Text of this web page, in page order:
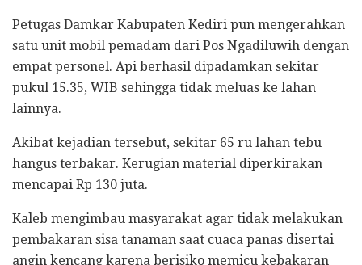
Petugas Damkar Kabupaten Kediri pun mengerahkan
satu unit mobil pemadam dari Pos Ngadiluwih dengan
empat personel. Api berhasil dipadamkan sekitar
pukul 15.35, WIB sehingga tidak meluas ke lahan
lainnya.
Akibat kejadian tersebut, sekitar 65 ru lahan tebu
hangus terbakar. Kerugian material diperkirakan
mencapai Rp 130 juta.
Kaleb mengimbau masyarakat agar tidak melakukan
pembakaran sisa tanaman saat cuaca panas disertai
angin kencang karena berisiko memicu kebakaran